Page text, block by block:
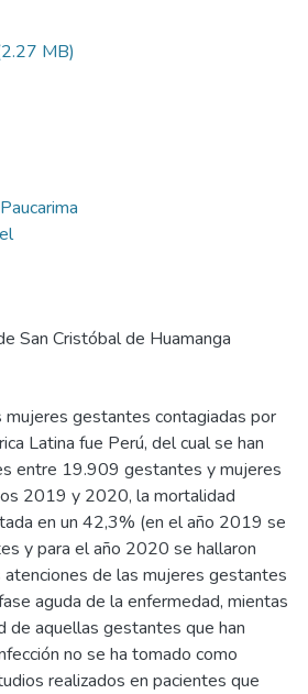
MB)
San Cristóbal de Huamanga
mujeres gestantes contagiadas por
Latina fue Perú, del cual se han
entre 19.909 gestantes y mujeres
2019 y 2020, la mortalidad
en un 42,3% (en el año 2019 se
y para el año 2020 se hallaron
de las mujeres gestantes
aguda de la enfermedad, mientas
de aquellas gestantes que han
no se ha tomado como
realizados en pacientes que